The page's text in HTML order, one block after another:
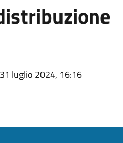
luglio 2024, 16:16